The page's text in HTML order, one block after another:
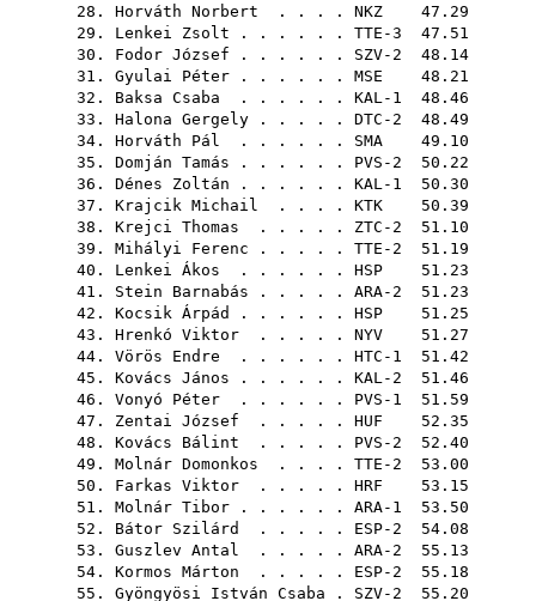
28. Horváth Norbert . . . . NKZ 47.29
29. Lenkei Zsolt . . . . . . TTE-3 47.51
30. Fodor József . . . . . . SZV-2 48.14
31. Gyulai Péter . . . . . . MSE 48.21
32. Baksa Csaba . . . . . . KAL-1 48.46
33. Halona Gergely . . . . . DTC-2 48.49
34. Horváth Pál . . . . . . SMA 49.10
35. Domján Tamás . . . . . . PVS-2 50.22
36. Dénes Zoltán . . . . . . KAL-1 50.30
37. Krajcik Michail . . . . KTK 50.39
38. Krejci Thomas . . . . . ZTC-2 51.10
39. Mihályi Ferenc . . . . . TTE-2 51.19
40. Lenkei Ákos . . . . . . HSP 51.23
41. Stein Barnabás . . . . . ARA-2 51.23
42. Kocsik Árpád . . . . . . HSP 51.25
43. Hrenkó Viktor . . . . . NYV 51.27
44. Vörös Endre . . . . . . HTC-1 51.42
45. Kovács János . . . . . . KAL-2 51.46
46. Vonyó Péter . . . . . . PVS-1 51.59
47. Zentai József . . . . . HUF 52.35
48. Kovács Bálint . . . . . PVS-2 52.40
49. Molnár Domonkos . . . . TTE-2 53.00
50. Farkas Viktor . . . . . HRF 53.15
51. Molnár Tibor . . . . . . ARA-1 53.50
52. Bátor Szilárd
. . . . . ESP-2 54.08
53. Guszlev Antal . . . . . ARA-2 55.13
54. Kormos Márton . . . . . ESP-2 55.18
55. Gyöngyösi István Csaba . SZV-2 55.20